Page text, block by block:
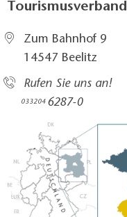
Zum Bahnhof 9
14547 Beelitz
Rufen Sie uns an!
033204 6287-0